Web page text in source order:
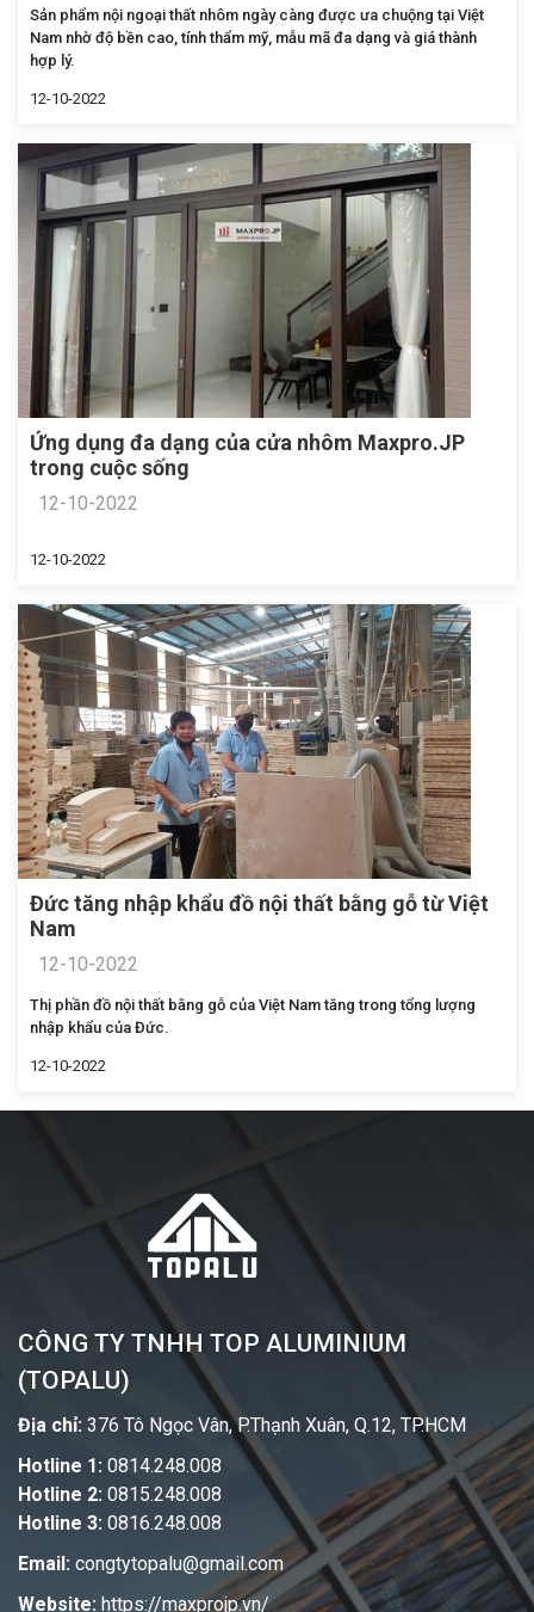
Sản phẩm nội ngoại thất nhôm ngày càng được ưa chuộng tại Việt
Nam nhờ độ bền cao, tính thẩm mỹ, mẫu mã đa dạng và giá thành
hợp lý.
12-10-2022
Ứng dụng đa dạng của cửa nhôm Maxpro.JP
trong cuộc sống
12-10-2022
12-10-2022
Đức tăng nhập khẩu đồ nội thất bằng gỗ từ Việt
Nam
12-10-2022
Thị phần đồ nội thất bằng gỗ của Việt Nam tăng trong tổng lượng
nhập khẩu của Đức.
12-10-2022
CÔNG TY TNHH TOP ALUMINIUM
(TOPALU)
Địa chỉ: 376 Tô Ngọc Vân, P.Thạnh Xuân, Q.12, TP.HCM
Hotline 1: 0814.248.008
Hotline 2: 0815.248.008
Hotline 3: 0816.248.008
Email: congtytopalu@gmail.com
Website: https://maxprojp.vn/